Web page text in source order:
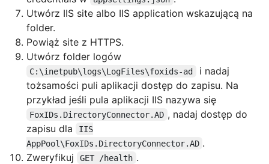
Utwórz IIS site albo IIS application wskazującą na
folder.
Powiąż site z HTTPS.
Utwórz folder logów
C:\inetpub\logs\LogFiles\foxids-ad
i nadaj
tożsamości puli aplikacji dostęp do zapisu. Na
przykład jeśli pula aplikacji IIS nazywa się
FoxIDs.DirectoryConnector.AD , nadaj dostęp do
zapisu dla
IIS
AppPool\FoxIDs.DirectoryConnector.AD .
Zweryfikuj
GET /health .